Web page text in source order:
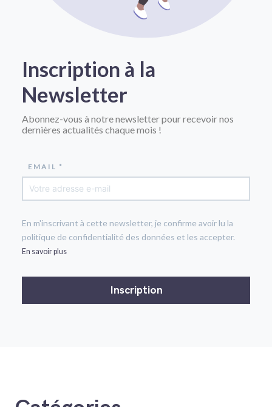
Inscription à la
Newsletter
Abonnez-vous à notre newsletter pour recevoir nos
dernières actualités chaque mois !
EMAIL *
En m'inscrivant à cette newsletter, je confirme avoir lu la
politique de confidentialité des données et les accepter.
En savoir plus